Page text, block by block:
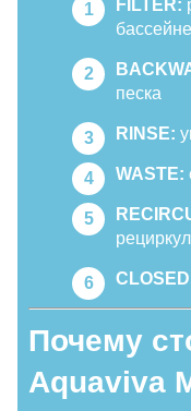
FILTER:
бассейне
песка
RINSE:
WASTE:
Почему
Aquaviva